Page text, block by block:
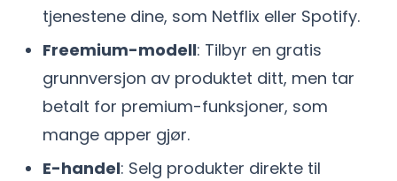
tjenestene dine, som Netflix eller Spotify.
Freemium-modell: Tilbyr en gratis
grunnversjon av produktet ditt, men tar
betalt for premium-funksjoner, som
mange apper gjør.
E-handel: Selg produkter direkte til